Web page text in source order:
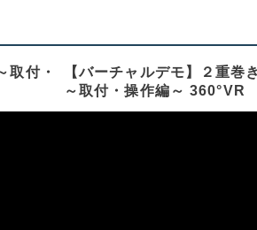
取付・
【バーチャルデモ】２重
～取付・操作編～ 360°VR